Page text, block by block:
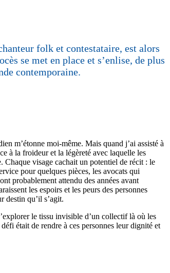
folk et contestataire, est alors
se met en place et s’enlise, de plus
contemporaine.
m’étonne moi-même. Mais quand j’ai assisté à
à la froideur et la légèreté avec laquelle les
Chaque visage cachait un potentiel de récit : le
pour quelques pièces, les avocats qui
probablement attendu des années avant
les espoirs et les peurs des personnes
destin qu’il s’agit.
le tissu invisible d’un collectif là où les
était de rendre à ces personnes leur dignité et